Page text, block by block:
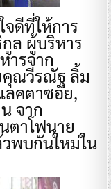
ดีที่ให้การ
ล ผู้บริหาร
ารจาก
คุณวีรณัฐ ลิ้ม
ลคตาซอย,
จาก
ตาโฟนาย
พบกันใหม่ใน